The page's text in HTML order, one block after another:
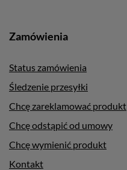
Zamówienia
Status zamówienia
Śledzenie przesyłki
Chcę zareklamować produkt
Chcę odstąpić od umowy
Chcę wymienić produkt
Kontakt